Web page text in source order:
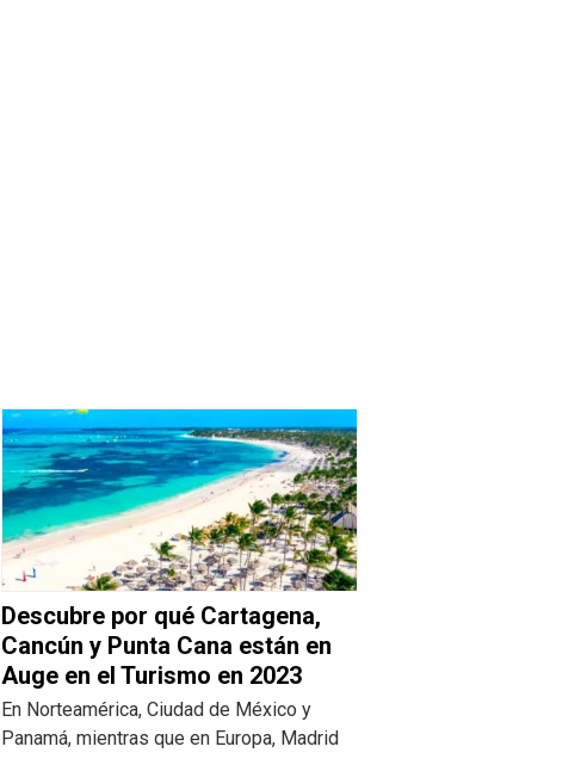
Descubre por qué Cartagena,
Cancún y Punta Cana están en
Auge en el Turismo en 2023
En Norteamérica, Ciudad de México y
Panamá, mientras que en Europa, Madrid